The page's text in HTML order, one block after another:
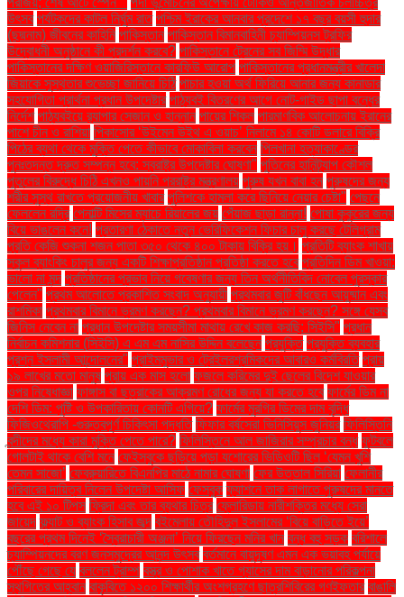
উৎসব পর্যটকদের কাটল নির্ঘুম রাত পশ্চিম ইরাকের আনবার প্রদেশে ১৭ বছর বয়সী হুদার
(ছদ্মনাম) জীবনের কাহিনি পাকিস্তান পাকিস্তান বিমানবাহিনী চ্যাম্পিয়নস ট্রফির
উদ্বোধনী অনুষ্ঠানে কী প্রদর্শন করবে? পাকিস্তানে ট্রেনের সব জিম্মি উদ্ধার
পাকিস্তানের দক্ষিণ ওয়াজিরিস্তানে কারফিউ আরোপ পাকিস্তানের প্রধানমন্ত্রীর খালেদা
জিয়াকে সুস্থতার শুভেচ্ছা জানিয়ে চিঠি পাচার হওয়া অর্থ ফিরিয়ে আনার জন্য কানাডার
সহযোগিতা প্রার্থনা প্রধান উপদেষ্টার পাঠ্যবই বিতরণের আগে নোট-গাইড ছাপা বন্ধের
নির্দেশ পাঠ্যবইয়ে র‍্যাপার সেজান ও হান্নান পায়ের শিকল পারমাণবিক আলোচনায় ইরানের
পাশে চীন ও রাশিয়া পিকাসোর ‘উইমেন উইথ এ ওয়াচ’ নিলামে ১৪ কোটি ডলারে বিক্রি
পিঠের ব্যথা থেকে মুক্তি পেতে কীভাবে মোকাবিলা করবেন পিলখানা হত্যাকাণ্ডের
পুনঃতদন্ত দ্রুত সম্পন্ন হবে: স্বরাষ্ট্র উপদেষ্টার ঘোষণা" পুতিনের হানিট্র্যাপ কৌশল
পুতুলের বিরুদ্ধে চিঠি এখনও পায়নি পররাষ্ট্র মন্ত্রণালয় পুরুষ যখন বাবা হন পুরুষদের জন্য
শরীর সুস্থ রাখতে প্রয়োজনীয় খাবার পুলিশকে হামলা করে ছিনিয়ে নেয়ার চেষ্টা" পেছনে
ফেললেন রদ্রি পেনাল্টি মিসের ম্যাচে রিয়ালের জয় পেঁয়াজ ছাড়া রান্না! পোষা কুকুরের জন্য
বিয়ে ভাঙলেন কনে! প্রতারণা ঠেকাতে নতুন ভেরিফিকেশন ফিচার চালু করছে টেলিগ্রাম
প্রতি কেজি শুকনা শজন পাতা ৩৫০ থেকে ৪০০ টাকায় বিক্রি হয়। প্রতিটি ব্যাংক শাখায়
স্কুল ব্যাংকিং চালুর জন্য একটি শিক্ষাপ্রতিষ্ঠান প্রতিষ্ঠা করতে হবে প্রতিদিন ডিম খাওয়া:
ভালো না মন্দ প্রতিষ্ঠানের প্রভাব নিয়ে গবেষণার জন্য তিন অর্থনীতিবিদ নোবেল পুরস্কার
পেলেন" প্রথম আলোতে প্রকাশিত সংবাদ অনুযায়ী প্রথমবার জুটি বাঁধছেন আয়ুষ্মান এবং
রাশমিকা প্রথমবার বিমানে ভ্রমণ করছেন? প্রথমবার বিমানে ভ্রমণ করছেন? সঙ্গে যেসব
জিনিস নেবেন না প্রধান উপদেষ্টার সময়সীমা মাথায় রেখে কাজ করছি: সিইসি" প্রধান
নির্বাচন কমিশনার (সিইসি) এ এম এম নাসির উদ্দিন বলেছেন প্রযুক্তি প্রযুক্তি ব্যবহার
প্রশ্ন ইসলামী আন্দোলনের" প্রাইমমুভার ও ট্রেইলরশ্রমিকদের আবারও কর্মবিরতি প্রায়
১৯ লাখের মতো মানুষ প্রায় এক মাস হলো ফজলে করিমের দুই ছেলের বিদেশ যাওয়ার
ওপর নিষেধাজ্ঞা ফাঙ্গাস বা ছত্রাকের আক্রমণ রোধের জন্য যা করতে হবে ফার্মের ডিম না
দেশি ডিম: পুষ্টি ও উপকারিতায় কোনটি এগিয়ে? ফার্মের মুরগির ডিমের দাম বৃদ্ধি
ফিজিওথেরাপি -গুরুত্বপূর্ণ চিকিৎসা পদ্ধতি ফিফার বর্ষসেরা ভিনিসিয়ুস জুনিয়র ফিলিস্তিনি
বন্দীদের মধ্যে কারা মুক্তি পেতে পারে? ফিলিস্তিনে আল জাজিরার সম্প্রচার বন্ধ ফুটবলে
গোলটাই থাকে বেশি মনে ফেইসবুকে ছড়িয়ে পড়া যশোরের ভিডিওটি ছিল ‘যেমন খুশি
তেমন সাজো’ ফেব্রুয়ারিতে বিএনপির মাঠে নামার ঘোষণা ফের উত্তাল সিরিয়া ফেলানীর
পরিবারের দায়িত্ব নিলেন উপদেষ্টা আসিফ ফেসবুক ফ্যাশনে তাক লাগাতে পুরুষদের মানতে
হবে এই ১০ টিপস ফ্রিদা এবং তার ব্যথার চিত্র ফ্লোরিডায় নারীশক্তির মধ্যে সেরা
জায়েদ ফ্ল্যাট ও ব্যাংক হিসাব জব্দ বইমেলায় তৌহিদুল ইসলামের ‘বিয়ে বাড়িতে ইয়ে’
বছরের প্রথম দিনেই ‘স্বৈরাচারী অঞ্জনা’ নিয়ে ফিরছেন মনির খান বন্ধ বহু সড়ক বরিশালে
চ্যাম্পিয়নদের বরণ জনসমুদ্রের আনন্দ উৎসব বর্তমানে বায়ুদূষণ এমন এক ভয়াবহ পর্যায়ে
পৌঁছে গেছে যে বললেন ট্রাম্প বস্ত্র ও পোশাক খাতে গ্যাসের দাম বাড়ানোর পরিকল্পনা
স্থগিতের আহ্বান বাকৃবিতে ১২০০ শিক্ষার্থীর অংশগ্রহণে ছাত্রশিবিরের গণইফতার বাঙালি